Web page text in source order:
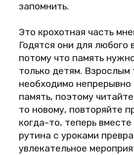
запомнить.
Это крохотная часть
Годятся они для любого
потому что память
только детям. Взрослым
необходимо непрерывно
память, поэтому
то новому, повторяйте
когда-то, теперь
рутина с уроками
увлекательное